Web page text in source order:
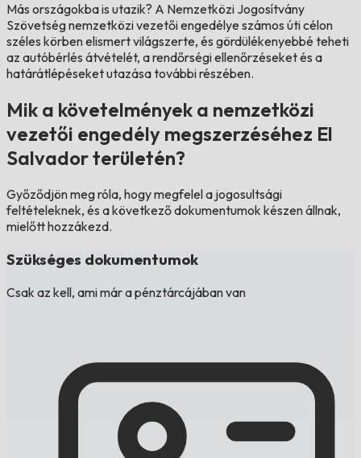
Más országokba is utazik? A Nemzetközi Jogosítvány
Szövetség nemzetközi vezetői engedélye számos úti célon
széles körben elismert világszerte, és gördülékenyebbé teheti
az autóbérlés átvételét, a rendőrségi ellenőrzéseket és a
határátlépéseket utazása további részében.
Mik a követelmények a nemzetközi
vezetői engedély megszerzéséhez El
Salvador területén?
Győződjön meg róla, hogy megfelel a jogosultsági
feltételeknek, és a következő dokumentumok készen állnak,
mielőtt hozzákezd.
Szükséges dokumentumok
Csak az kell, ami már a pénztárcájában van